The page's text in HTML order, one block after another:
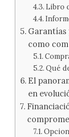
Libro
Garantías
como
Qué
El
en